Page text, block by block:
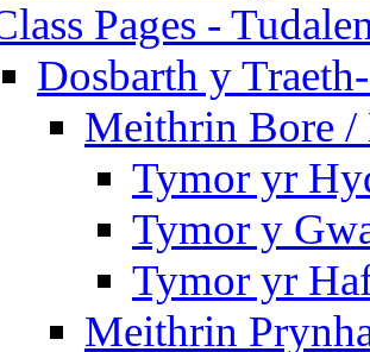
Pages -
Dosbarth y
Meithrin Bore
Tymor yr
Tymor y
Tymor yr
Meithrin